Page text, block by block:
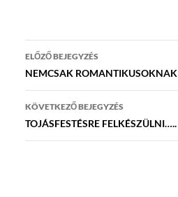
Bejegyzés
navigáció
ELŐZŐ BEJEGYZÉS
NEMCSAK ROMANTIKUSOKNAK
KÖVETKEZŐ BEJEGYZÉS
TOJÁSFESTÉSRE FELKÉSZÜLNI…..